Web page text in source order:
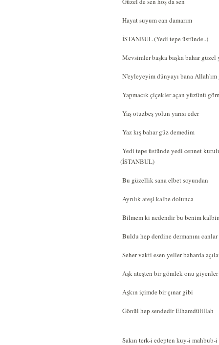
Hayat suyum can damarım
İSTANBUL (Yedi tepe üstünde..)
Mevsimler başka başka bahar güzel
N'eyleyeyim dünyayı bana Allah'ım
Yapmacık çiçekler açan yüzünü
Yaş otuzbeş yolun yarısı eder
Yaz kış bahar güz demedim
Yedi tepe üstünde yedi cennet
(İSTANBUL)
Bu güzellik sana elbet soyundan
Ayrılık ateşi kalbe dolunca
Bilmem ki nedendir bu benim
Buldu hep derdine dermanını
Seher vakti esen yeller baharda
Aşk ateşten bir gömlek onu
Aşkın içimde bir çınar gibi
Gönül hep sendedir Elhamdülillah
Sakın terk-i edepten kuy-i mahbub-